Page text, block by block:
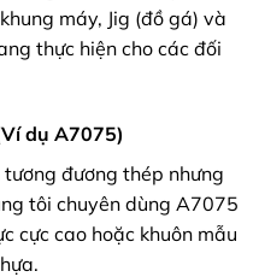
máy, Jig (đồ gá) và
thực hiện cho các đối
dụ A7075)
đương thép nhưng
tôi chuyên dùng A7075
cực cao hoặc khuôn mẫu